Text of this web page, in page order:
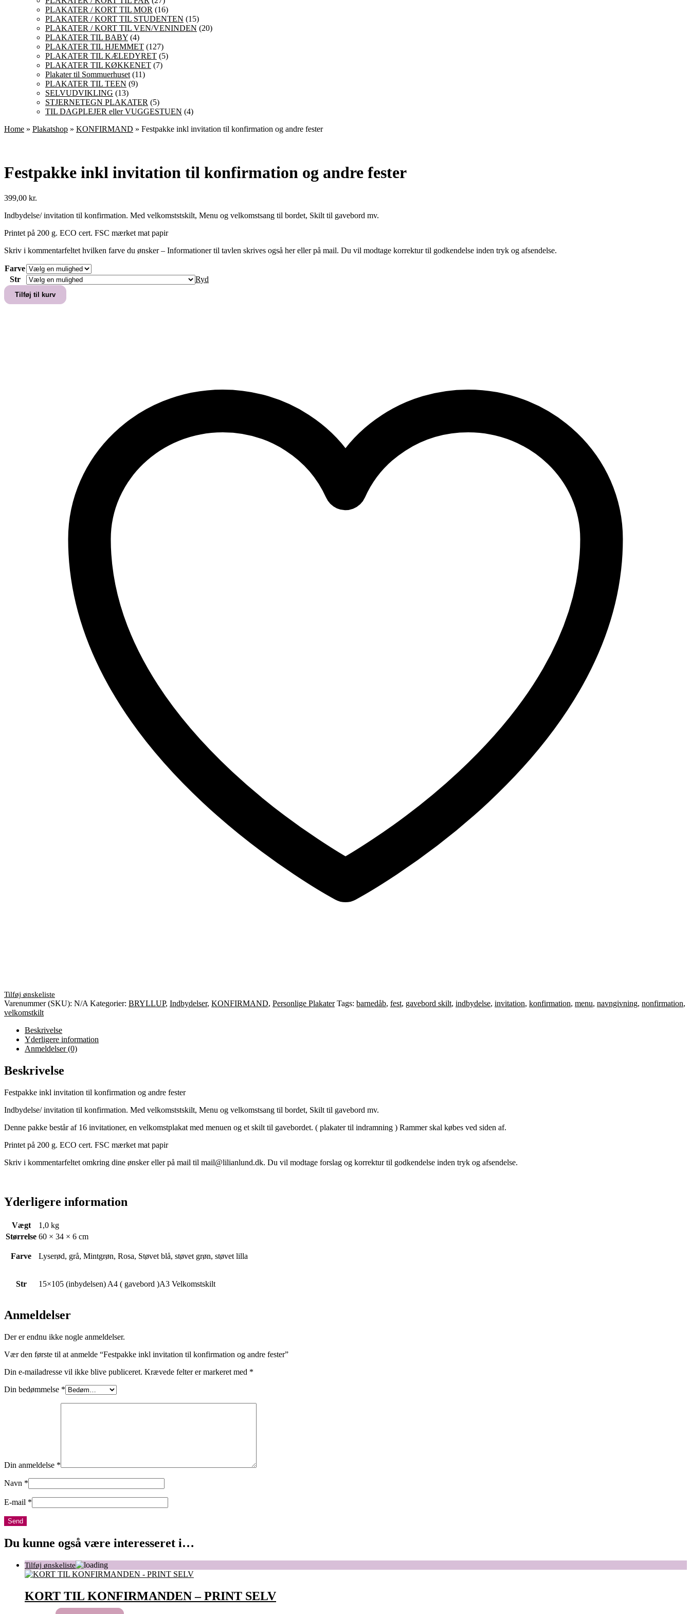
PLAKATER / KORT TIL MOR (16)
PLAKATER / KORT TIL STUDENTEN (15)
PLAKATER / KORT TIL VEN/VENINDEN (20)
PLAKATER TIL BABY (4)
PLAKATER TIL HJEMMET (127)
PLAKATER TIL KÆLEDYRET (5)
PLAKATER TIL KØKKENET (7)
Plakater til Sommuerhuset (11)
PLAKATER TIL TEEN (9)
SELVUDVIKLING (13)
STJERNETEGN PLAKATER (5)
TIL DAGPLEJER eller VUGGESTUEN (4)
Home » Plakatshop » KONFIRMAND » Festpakke inkl invitation til konfirmation og andre fester
Festpakke inkl invitation til konfirmation og andre fester
399,00 kr.
Indbydelse/ invitation til konfirmation. Med velkomststskilt, Menu og velkomstsang til bordet, Skilt til gavebord mv.
Printet på 200 g. ECO cert. FSC mærket mat papir
Skriv i kommentarfeltet hvilken farve du ønsker – Informationer til tavlen skrives også her eller på mail. Du vil modtage korrektur til godkendelse inden tryk og afsendelse.
Farve
Str
Ryd
Festpakke
inkl Tilføj til kurv
Varenummer (SKU): N/A Kategorier: BRYLLUP, Indbydelser, KONFIRMAND, Personlige Plakater Tags: barnedåb, fest, gavebord skilt, indbydelse, invitation, konfirmation, menu, navngivning, nonfirmation,
velkomstkilt
Beskrivelse
Yderligere information
Anmeldelser (0)
Beskrivelse
Festpakke inkl invitation til konfirmation og andre fester
Indbydelse/ invitation til konfirmation. Med velkomststskilt, Menu og velkomstsang til bordet, Skilt til gavebord mv.
Denne pakke består af 16 invitationer, en velkomstplakat med menuen og et skilt til gavebordet. ( plakater til indramning ) Rammer skal købes ved siden af.
Printet på 200 g. ECO cert. FSC mærket mat papir
Skriv i kommentarfeltet omkring dine ønsker eller på mail til mail@lilianlund.dk. Du vil modtage forslag og korrektur til godkendelse inden tryk og afsendelse.
Yderligere information
Vægt
1,0 kg
Størrelse 60 × 34 × 6 cm
Farve Lyserød, grå, Mintgrøn, Rosa, Støvet blå, støvet grøn, støvet lilla
Str 15×105 (inbydelsen) A4 ( gavebord )A3 Velkomstskilt
Anmeldelser
Der er endnu ikke nogle anmeldelser.
Vær den første til at anmelde “Festpakke inkl invitation til konfirmation og andre fester”
Din e-mailadresse vil ikke blive publiceret. Krævede felter er markeret med *
Din bedømmelse *
Din anmeldelse *
Navn *
E-mail *
Du kunne også være interesseret i…
KORT TIL KONFIRMANDEN – PRINT SELV